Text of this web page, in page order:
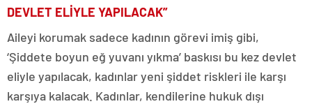
DEVLET ELİYLE YAPILACAK”
Aileyi korumak sadece kadının görevi imiş gibi,
‘Şiddete boyun eğ yuvanı yıkma’ baskısı bu kez devlet
eliyle yapılacak, kadınlar yeni şiddet riskleri ile karşı
karşıya kalacak. Kadınlar, kendilerine hukuk dışı